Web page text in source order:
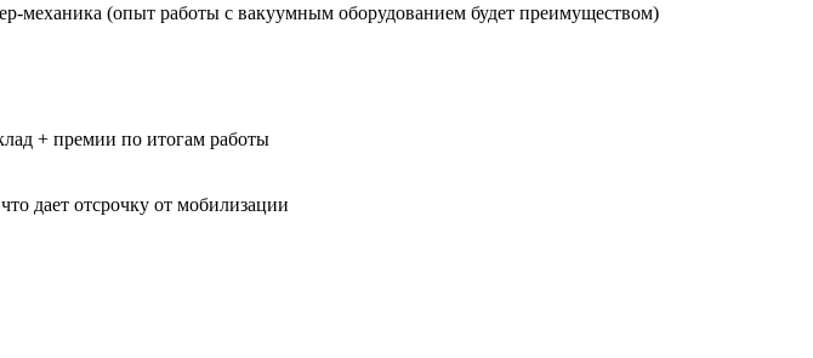
механика (опыт работы с вакуумным оборудованием будет преимуществом)
+ премии по итогам работы
дает отсрочку от мобилизации